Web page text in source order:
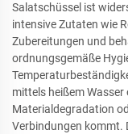
Salatschüssel ist
intensive Zutaten wie
Zubereitungen und
ordnungsgemäße
mittels heißem
Materialdegradation
Verbindungen kommt.